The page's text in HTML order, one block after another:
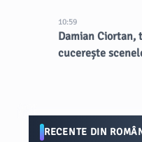
10:59
Damian Ciortan,
cucerește
RECENTE DIN